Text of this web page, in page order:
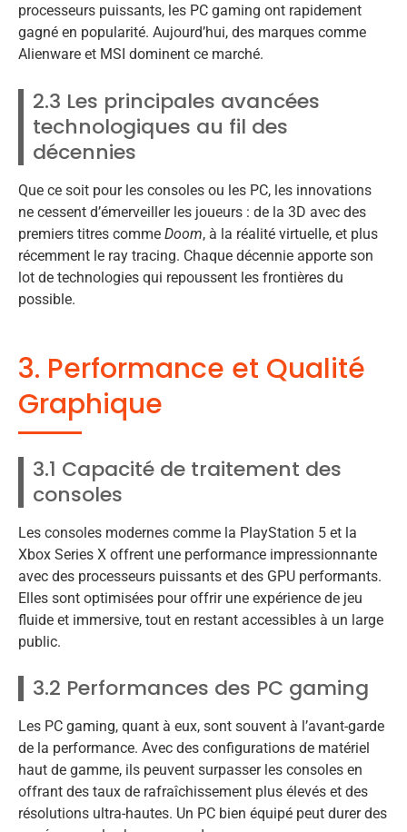
processeurs puissants, les PC gaming ont rapidement
gagné en popularité. Aujourd’hui, des marques comme
Alienware et MSI dominent ce marché.
2.3 Les principales avancées
technologiques au fil des
décennies
Que ce soit pour les consoles ou les PC, les innovations
ne cessent d’émerveiller les joueurs : de la 3D avec des
premiers titres comme Doom, à la réalité virtuelle, et plus
récemment le ray tracing. Chaque décennie apporte son
lot de technologies qui repoussent les frontières du
possible.
3. Performance et Qualité
Graphique
3.1 Capacité de traitement des
consoles
Les consoles modernes comme la PlayStation 5 et la
Xbox Series X offrent une performance impressionnante
avec des processeurs puissants et des GPU performants.
Elles sont optimisées pour offrir une expérience de jeu
fluide et immersive, tout en restant accessibles à un large
public.
3.2 Performances des PC gaming
Les PC gaming, quant à eux, sont souvent à l’avant-garde
de la performance. Avec des configurations de matériel
haut de gamme, ils peuvent surpasser les consoles en
offrant des taux de rafraîchissement plus élevés et des
résolutions ultra-hautes. Un PC bien équipé peut durer des